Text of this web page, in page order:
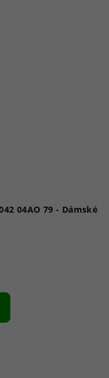
Roberto Cavalli sluneční brýle SRC042 04AO 79 - Dámské